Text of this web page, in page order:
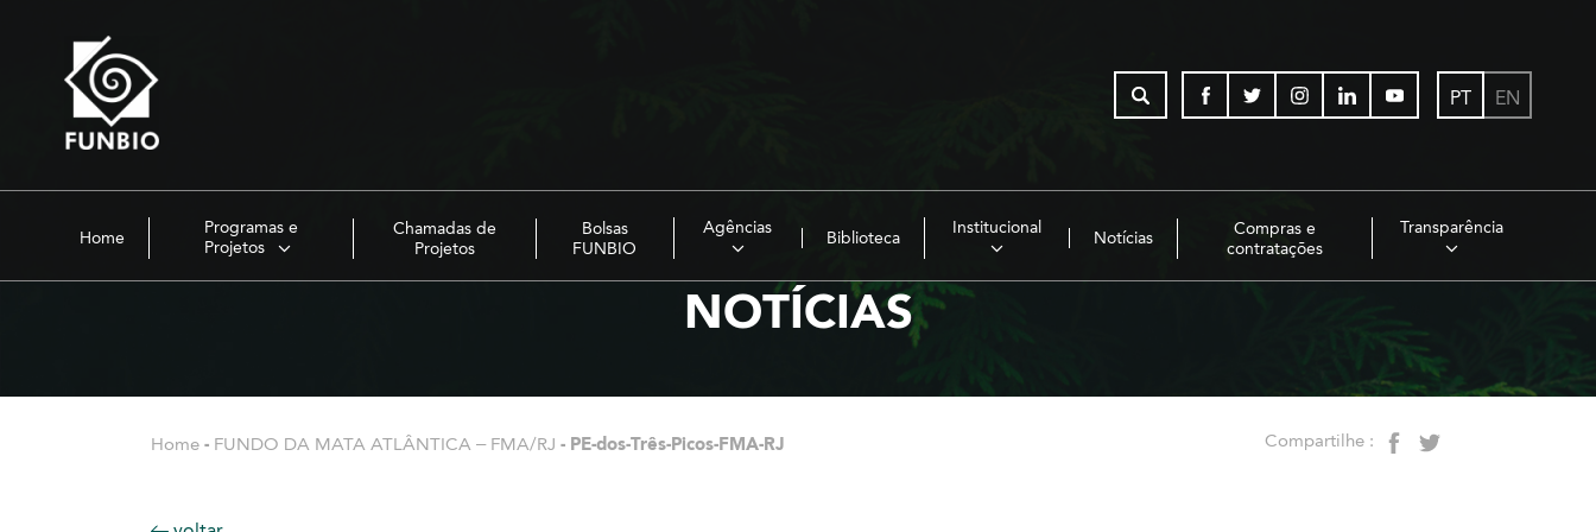
PT EN
Home
Programas e
Projetos
Chamadas de
Projetos
Bolsas
FUNBIO
Agências
Biblioteca
Institucional
Notícias
Compras e
contratações
Transparência
NOTÍCIAS
Home - FUNDO DA MATA ATLÂNTICA – FMA/RJ - PE-dos-Três-Picos-FMA-RJ Compartilhe :